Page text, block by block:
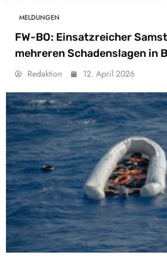
MELDUNGEN
FW-BO: Einsatzreicher
mehreren Schadenslagen in
Redaktion 12. April 2026